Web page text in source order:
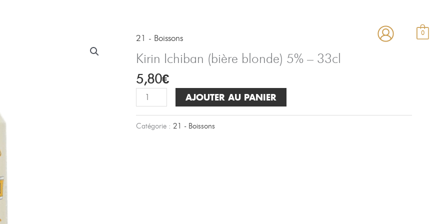
0
21 - Boissons
Kirin Ichiban (bière blonde) 5% – 33cl
5,80€
quantité
de
Kirin
Ichiban
AJOUTER AU PANIER
Catégorie : 21 - Boissons